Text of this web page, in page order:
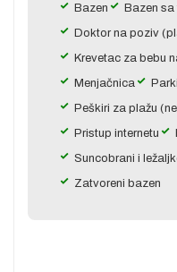
Bazen
Bazen
Doktor na poziv
Krevetac za bebu
Menjačnica
Peškiri za plažu
Pristup internetu
Suncobrani i
Zatvoreni bazen